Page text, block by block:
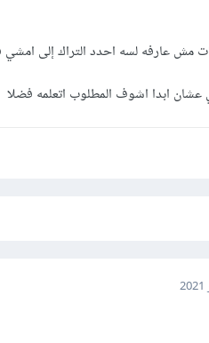
ابدا اشوف المطلوب اتعلمه فضلا